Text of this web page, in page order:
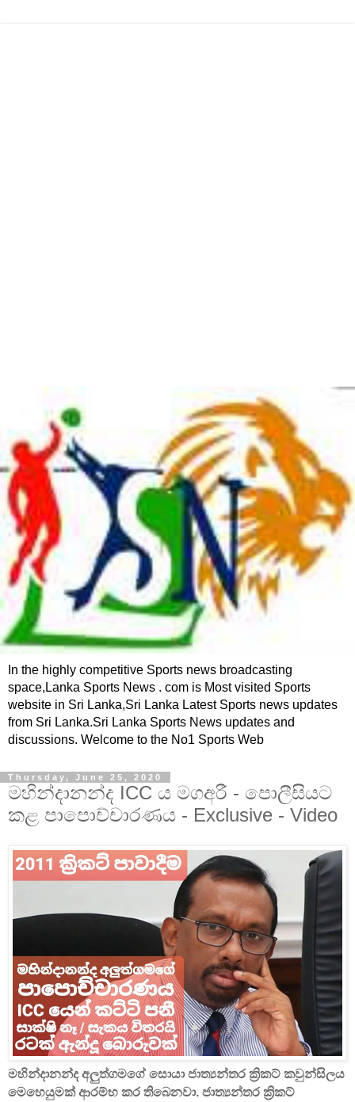
In the highly competitive Sports news broadcasting
space,Lanka Sports News . com is Most visited Sports
website in Sri Lanka,Sri Lanka Latest Sports news updates
from Sri Lanka.Sri Lanka Sports News updates and
discussions. Welcome to the No1 Sports Web
Thursday, June 25, 2020
මහින්දානන්ද ICC ය මගඅරී - පොලීසියට
කළ පාපොච්චාරණය - Exclusive - Video
මහින්දානන්ද අලුත්ගමගේ සොයා ජාත්‍යන්තර ක්‍රිකට් කවුන්සිලය
මෙහෙයුමක් ආරම්භ කර තිබෙනවා. ජාත්‍යන්තර ක්‍රිකට්